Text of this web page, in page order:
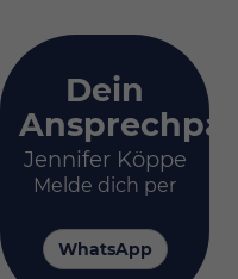
Dein
Jennifer Köppe
Melde dich per
WhatsApp